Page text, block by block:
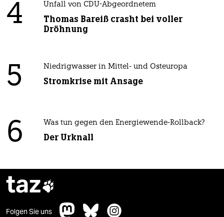
4 Unfall von CDU-Abgeordnetem
Thomas Bareiß crasht bei voller
Dröhnung
5 Niedrigwasser in Mittel- und Osteuropa
Stromkrise mit Ansage
6 Was tun gegen den Energiewende-Rollback?
Der Urknall
taz
Folgen Sie uns